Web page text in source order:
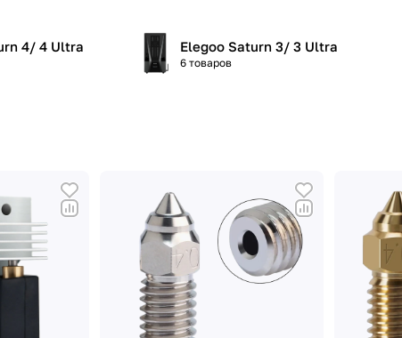
4/ 4 Ultra Elegoo Saturn 3/ 3 Ultra
6 товаров